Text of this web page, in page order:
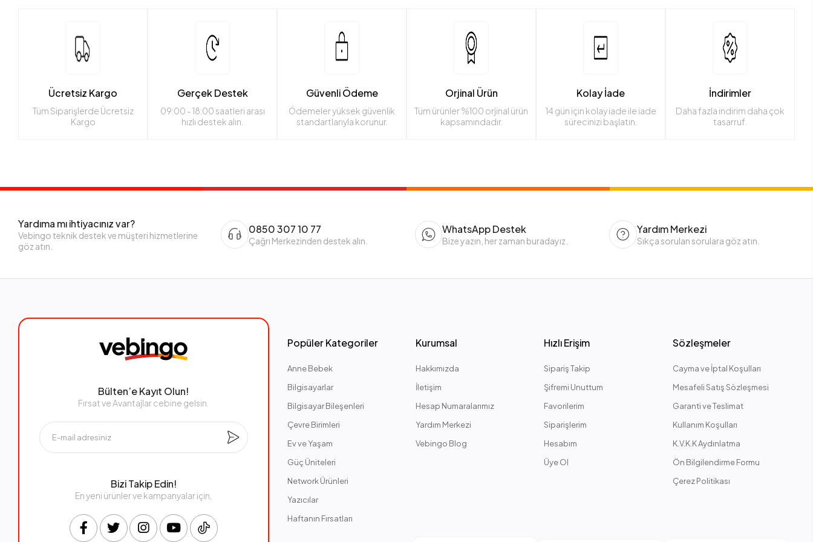
Ücretsiz Kargo
Tüm Siparişlerde Ücretsiz
Kargo
Gerçek Destek
09:00 - 18:00 saatleri arası
hızlı destek alın.
Güvenli Ödeme
Ödemeler yüksek güvenlik
standartlarıyla korunur.
Orjinal Ürün
Tüm ürünler %100 orjinal ürün
kapsamındadır.
Kolay İade
14 gün için kolay iade ile iade
sürecinizi başlatın.
İndirimler
Daha fazla indirim daha çok
tasarruf.
Yardıma mı ihtiyacınız var?
Vebingo teknik destek ve müşteri hizmetlerine
göz atın.
0850 307 10 77
Çağrı Merkezinden destek alın.
WhatsApp Destek
Bize yazın, her zaman buradayız.
Yardım Merkezi
Sıkça sorulan sorulara göz atın.
Bülten’e Kayıt Olun!
Fırsat ve Avantajlar cebine gelsin.
Bizi Takip Edin!
En yeni ürünler ve kampanyalar için,
Popüler Kategoriler
Anne Bebek
Bilgisayarlar
Bilgisayar Bileşenleri
Çevre Birimleri
Ev ve Yaşam
Güç Üniteleri
Network Ürünleri
Yazıcılar
Haftanın Fırsatları
Kurumsal
Hakkımızda
İletişim
Hesap Numaralarımız
Yardım Merkezi
Vebingo Blog
Hızlı Erişim
Sipariş Takip
Şifremi Unuttum
Favorilerim
Siparişlerim
Hesabım
Üye Ol
Sözleşmeler
Cayma ve İptal Koşulları
Mesafeli Satış Sözleşmesi
Garanti ve Teslimat
Kullanım Koşulları
K.V.K.K Aydınlatma
Ön Bilgilendirme Formu
Çerez Politikası